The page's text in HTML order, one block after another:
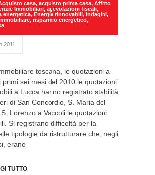
casa, acquisto prima casa, Affitto
Immobiliari, agevolazioni fiscali,
energetica, Energie rinnovabili, Indagini,
, risparmio energetico,
2011
toscana, le quotazioni a
primi sei mesi del 2010 le quotazioni
a Lucca hanno registrato stabilità
di San Concordio, S. Maria del
Lorenzo a Vaccoli le quotazioni
Si registrano difficoltà per la
tipologie da ristrutturare che, negli
erano
TUTTO